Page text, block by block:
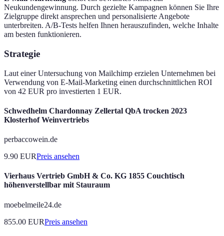
Neukundengewinnung. Durch gezielte Kampagnen können Sie Ihre
Zielgruppe direkt ansprechen und personalisierte Angebote
unterbreiten. A/B-Tests helfen Ihnen herauszufinden, welche Inhalte
am besten funktionieren.
Strategie
Laut einer Untersuchung von Mailchimp erzielen Unternehmen bei
Verwendung von E-Mail-Marketing einen durchschnittlichen ROI
von 42 EUR pro investierten 1 EUR.
Schwedhelm Chardonnay Zellertal QbA trocken 2023
Klosterhof Weinvertriebs
perbaccowein.de
9.90 EURPreis ansehen
Vierhaus Vertrieb GmbH & Co. KG 1855 Couchtisch
höhenverstellbar mit Stauraum
moebelmeile24.de
855.00 EURPreis ansehen